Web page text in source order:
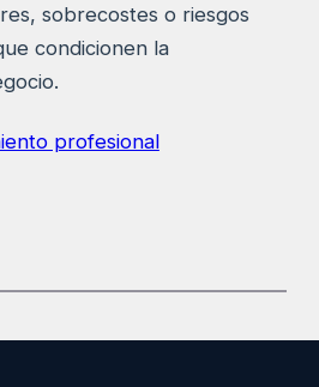
sobrecostes o riesgos
condicionen la
profesional